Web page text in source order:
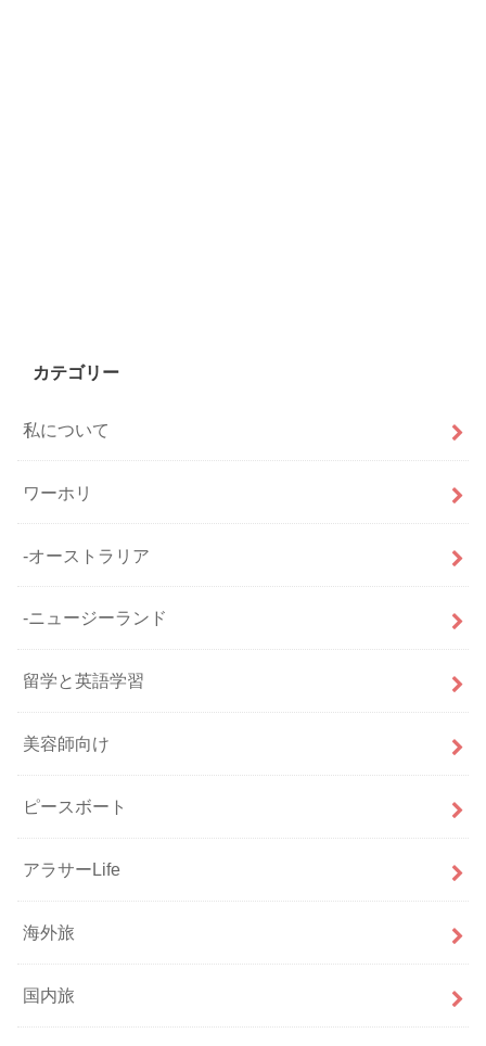
カテゴリー
私について
ワーホリ
-オーストラリア
-ニュージーランド
留学と英語学習
美容師向け
ピースボート
アラサーLife
海外旅
国内旅